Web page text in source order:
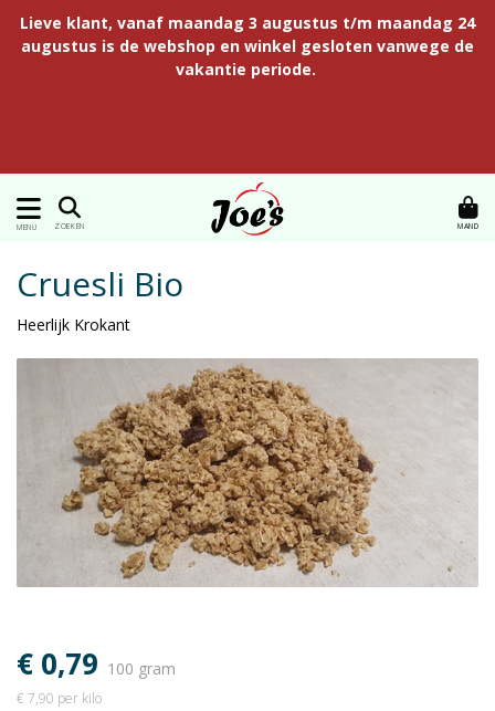
Lieve klant, vanaf maandag 3 augustus t/m maandag 24
augustus is de webshop en winkel gesloten vanwege de
vakantie periode.
MENU ZOEKEN MAND
Cruesli Bio
Heerlijk Krokant
€ 0,79 100 gram
€ 7,90 per kilo